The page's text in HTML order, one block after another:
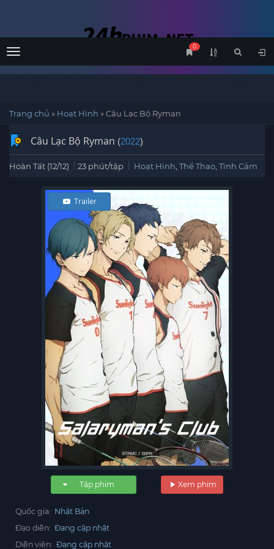
Menu
0
Trang chủ » Hoạt Hình »Câu Lạc Bộ Ryman
Câu Lạc Bộ Ryman (2022)
Hoàn Tất (12/12) 23 phút/tập Hoạt Hình Thể Thao Tình Cảm
Xem phim
Trailer
Tập phim
Quốc gia: Nhật Bản
Đạo diễn: Đang cập nhật
Diễn viên: Đang cập nhật